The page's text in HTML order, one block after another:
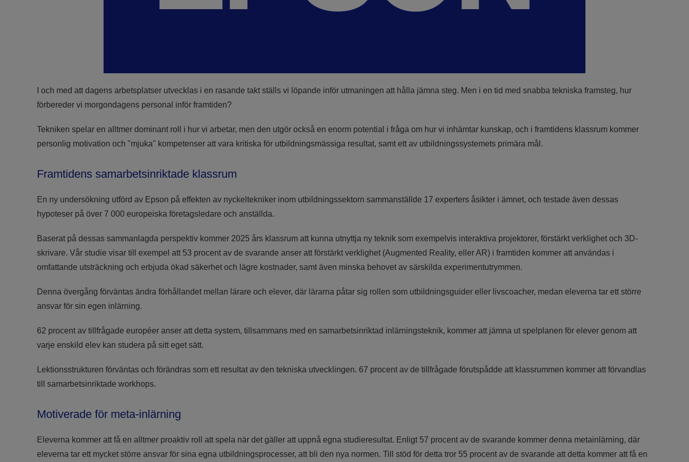
I och med att dagens arbetsplatser utvecklas i en rasande takt ställs vi löpande inför utmaningen att hålla jämna steg. Men i en tid med snabba tekniska framsteg, hur
förbereder vi morgondagens personal inför framtiden?
Tekniken spelar en alltmer dominant roll i hur vi arbetar, men den utgör också en enorm potential i fråga om hur vi inhämtar kunskap, och i framtidens klassrum kommer
personlig motivation och "mjuka" kompetenser att vara kritiska för utbildningsmässiga resultat, samt ett av utbildningssystemets primära mål.
Framtidens samarbetsinriktade klassrum
En ny undersökning utförd av Epson på effekten av nyckeltekniker inom utbildningssektorn sammanställde 17 experters åsikter i ämnet, och testade även dessas
hypoteser på över 7 000 europeiska företagsledare och anställda.
Baserat på dessas sammanlagda perspektiv kommer 2025 års klassrum att kunna utnyttja ny teknik som exempelvis interaktiva projektorer, förstärkt verklighet och 3D-
skrivare. Vår studie visar till exempel att 53 procent av de svarande anser att förstärkt verklighet (Augmented Reality, eller AR) i framtiden kommer att användas i
omfattande utsträckning och erbjuda ökad säkerhet och lägre kostnader, samt även minska behovet av särskilda experimentutrymmen.
Denna övergång förväntas ändra förhållandet mellan lärare och elever, där lärarna påtar sig rollen som utbildningsguider eller livscoacher, medan eleverna tar ett större
ansvar för sin egen inlärning.
62 procent av tillfrågade européer anser att detta system, tillsammans med en samarbetsinriktad inlärningsteknik, kommer att jämna ut spelplanen för elever genom att
varje enskild elev kan studera på sitt eget sätt.
Lektionsstrukturen förväntas och förändras som ett resultat av den tekniska utvecklingen. 67 procent av de tillfrågade förutspådde att klassrummen kommer att förvandlas
till samarbetsinriktade workhops.
Motiverade för meta-inlärning
Eleverna kommer att få en alltmer proaktiv roll att spela när det gäller att uppnå egna studieresultat. Enligt 57 procent av de svarande kommer denna metainlärning, där
eleverna tar ett mycket större ansvar för sina egna utbildningsprocesser, att bli den nya normen. Till stöd för detta tror 55 procent av de svarande att detta kommer att få en